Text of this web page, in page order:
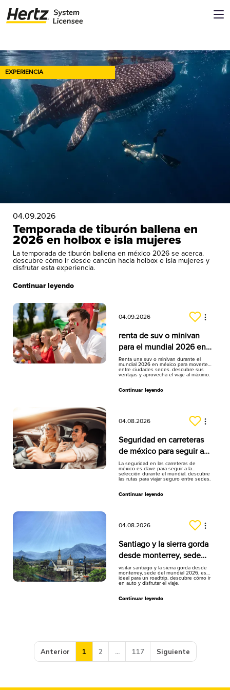
EXPERIENCIA
04.09.2026
Temporada de tiburón ballena en
2026 en holbox e isla mujeres
La temporada de tiburón ballena en méxico 2026 se acerca.
descubre cómo ir desde cancún hacia holbox e isla mujeres y
disfrutar esta experiencia.
Continuar leyendo
04.09.2026
renta de suv o minivan
para el mundial 2026 en
hertz méxico
Renta una suv o minivan durante el
mundial 2026 en méxico para moverte
entre ciudades sedes. descubre sus
ventajas y aprovecha el viaje al máximo.
Continuar leyendo
04.08.2026
Seguridad en carreteras
de méxico para seguir a
la selección
La seguridad en las carreteras de
méxico es clave para seguir a la
selección durante el mundial. descubre
las rutas para viajar seguro entre sedes.
Continuar leyendo
04.08.2026
Santiago y la sierra gorda
desde monterrey, sede
del mundial
visitar santiago y la sierra gorda desde
monterrey, sede del mundial 2026, es
ideal para un roadtrip. descubre cómo ir
en auto y disfrutar el viaje.
Continuar leyendo
Anterior 1 2 ... 117 Siguiente